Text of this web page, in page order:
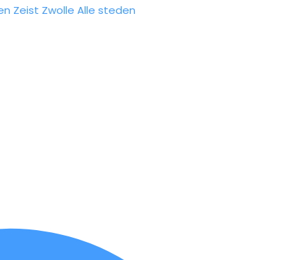
Zeist Zwolle Alle steden